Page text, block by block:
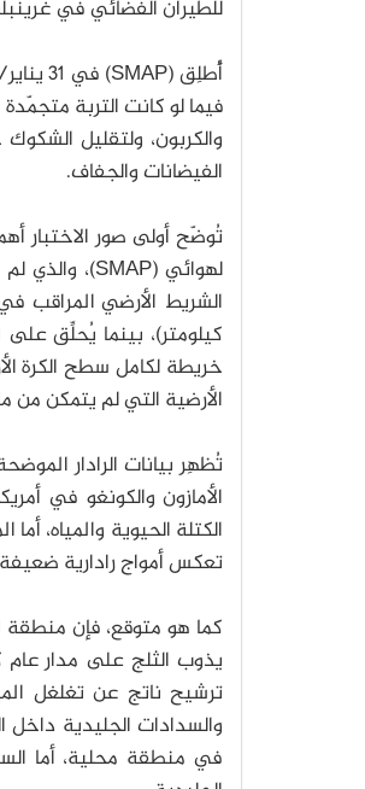
للطيران الفضائي في
فيما لو كانت التربة
والكربون، ولتقليل
الفيضانات والجفاف.
خريطة لكامل سطح الكرة
الأرضية التي لم يتمكن من
تُظهِر بيانات الرادار
الأمازون والكونغو في
الكتلة الحيوية والمياه،
تعكس أمواج رادارية
كما هو متوقع، فإن
يذوب الثلج على مدار
ترشيح ناتج عن تغلغل
والسدادات الجليدية داخل
في منطقة محلية، أما